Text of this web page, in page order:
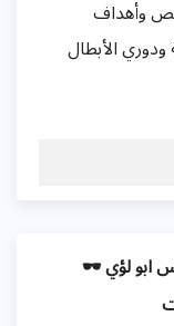
وأهداف
ودوري الأبطال
ابو لؤي 🕶